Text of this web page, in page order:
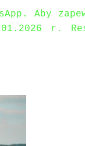
Aby
r.